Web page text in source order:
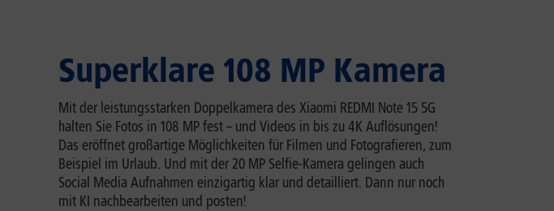
Superklare 108 MP Kamera
Mit der leistungsstarken Doppelkamera des Xiaomi REDMI Note 15 5G
halten Sie Fotos in 108 MP fest – und Videos in bis zu 4K Auflösungen!
Das eröffnet großartige Möglichkeiten für Filmen und Fotografieren, zum
Beispiel im Urlaub. Und mit der 20 MP Selfie-Kamera gelingen auch
Social Media Aufnahmen einzigartig klar und detailliert. Dann nur noch
mit KI nachbearbeiten und posten!